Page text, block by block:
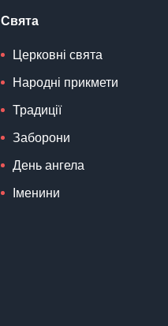
Свята
Церковні свята
Народні прикмети
Традиції
Заборони
День ангела
Іменини